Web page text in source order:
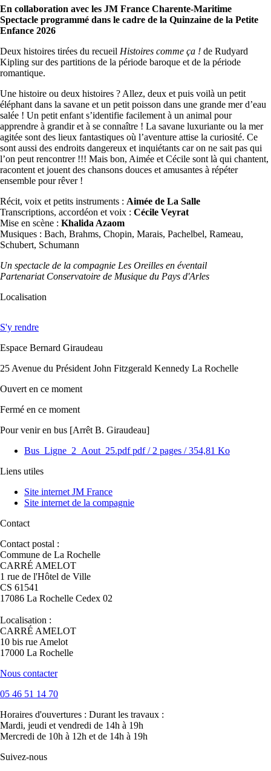
En collaboration avec les JM France Charente-Maritime
Spectacle programmé dans le cadre de la Quinzaine de la Petite
Enfance 2026
Deux histoires tirées du recueil Histoires comme ça ! de Rudyard
Kipling sur des partitions de la période baroque et de la période
romantique.
Une histoire ou deux histoires ? Allez, deux et puis voilà un petit
éléphant dans la savane et un petit poisson dans une grande mer d’eau
salée ! Un petit enfant s’identifie facilement à un animal pour
apprendre à grandir et à se connaître ! La savane luxuriante ou la mer
agitée sont des lieux fantastiques où l’aventure attise la curiosité. Ce
sont aussi des endroits dangereux et inquiétants car on ne sait pas qui
l’on peut rencontrer !!! Mais bon, Aimée et Cécile sont là qui chantent,
racontent et jouent des chansons douces et amusantes à répéter
ensemble pour rêver !
Récit, voix et petits instruments : Aimée de La Salle
Transcriptions, accordéon et voix : Cécile Veyrat
Mise en scène : Khalida Azaom
Musiques : Bach, Brahms, Chopin, Marais, Pachelbel, Rameau,
Schubert, Schumann
Un spectacle de la compagnie Les Oreilles en éventail
Partenariat Conservatoire de Musique du Pays d'Arles
Localisation
S'y rendre
Espace Bernard Giraudeau
25 Avenue du Président John Fitzgerald Kennedy La Rochelle
Ouvert en ce moment
Fermé en ce moment
Pour venir en bus [Arrêt B. Giraudeau]
Bus_Ligne_2_Aout_25.pdfpdf/ 2 pages / 354,81 Ko
Liens utiles
Site internet JM France
Site internet de la compagnie
Contact
Contact postal :
Commune de La Rochelle
CARRÉ AMELOT
1 rue de l'Hôtel de Ville
CS 61541
17086 La Rochelle Cedex 02
Localisation :
CARRÉ AMELOT
10 bis rue Amelot
17000 La Rochelle
Nous contacter
05 46 51 14 70
Horaires d'ouvertures : Durant les travaux :
Mardi, jeudi et vendredi de 14h à 19h
Mercredi de 10h à 12h et de 14h à 19h
Suivez-nous